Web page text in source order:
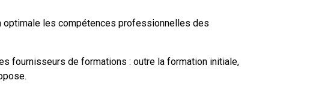
optimale les compétences professionnelles des
fournisseurs de formations : outre la formation initiale,